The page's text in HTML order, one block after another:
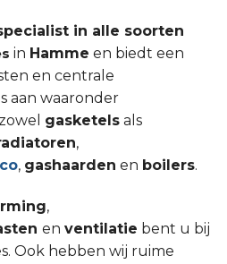
in alle soorten
in Hamme en biedt een
en centrale
aan waaronder
gasketels als
,
, gashaarden en boilers.
,
en ventilatie bent u bij
Ook hebben wij ruime